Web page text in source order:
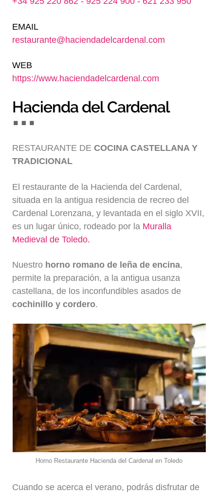
Blog
EMAIL
restaurante@haciendadelcardenal.com
WEB
https://www.haciendadelcardenal.com
Hacienda del Cardenal
RESTAURANTE DECOCINA CASTELLANA Y
TRADICIONAL
El restaurante de la Hacienda del Cardenal,
situada en la antigua residencia de recreo del
Cardenal Lorenzana, y levantada en el siglo XVII,
es un lugar único, rodeado por la Muralla
Medieval de Toledo.
Nuestro horno romano de leña de encina,
permite la preparación, a la antigua usanza
castellana, de los inconfundibles asados de
cochinillo y cordero.
Horno Restaurante Hacienda del Cardenal en Toledo
Cuando se acerca el verano, podrás disfrutar de